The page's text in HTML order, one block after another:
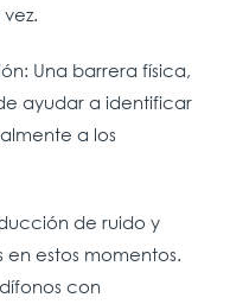
Una barrera física,
ayudar a identificar
a los
de ruido y
estos momentos.
con